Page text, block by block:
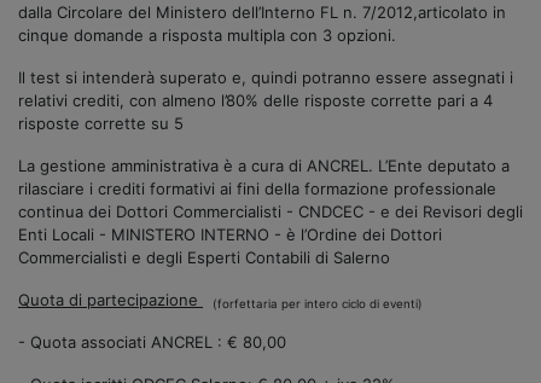
dalla Circolare del Ministero dell’Interno FL n. 7/2012,articolato in
cinque domande a risposta multipla con 3 opzioni.
Il test si intenderà superato e, quindi potranno essere assegnati i
relativi crediti, con almeno l’80% delle risposte corrette pari a 4
risposte corrette su 5
La gestione amministrativa è a cura di ANCREL. L’Ente deputato a
rilasciare i crediti formativi ai fini della formazione professionale
continua dei Dottori Commercialisti - CNDCEC - e dei Revisori degli
Enti Locali - MINISTERO INTERNO - è l’Ordine dei Dottori
Commercialisti e degli Esperti Contabili di Salerno
Quota di partecipazione (forfettaria per intero ciclo di eventi)
- Quota associati ANCREL : € 80,00